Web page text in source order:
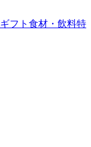
ギフト 食材・飲料特